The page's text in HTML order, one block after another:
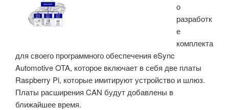
о
разработк
е
комплекта
для своего программного обеспечения eSync
Automotive OTA, которое включает в себя две платы
Raspberry Pi, которые имитируют устройство и шлюз.
Платы расширения CAN будут добавлены в
ближайшее время.